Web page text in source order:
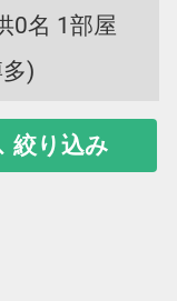
0名 1部屋
)
絞り込み